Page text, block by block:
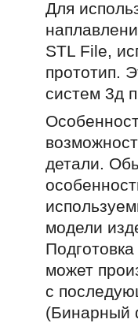
Для
STL File,
прототип.
систем 3д
детали.
модели
может
с
(Бинарный